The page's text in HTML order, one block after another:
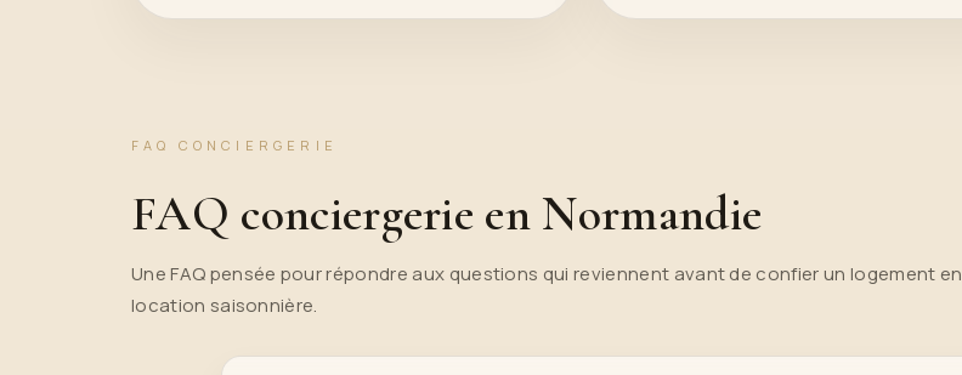
FAQ CONCIERGERIE
FAQ conciergerie en Normandie
Une FAQ pensée pour répondre aux questions qui reviennent avant de confier un logement en
location saisonnière.